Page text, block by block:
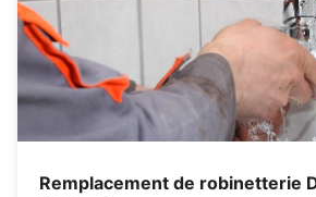
Remplacement de robinetterie